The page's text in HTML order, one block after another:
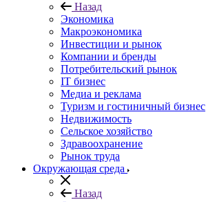
Назад
Экономика
Макроэкономика
Инвестиции и рынок
Компании и бренды
Потребительский рынок
IT бизнес
Медиа и реклама
Туризм и гостиничный бизнес
Недвижимость
Сельское хозяйство
Здравоохранение
Рынок труда
Окружающая среда
Назад